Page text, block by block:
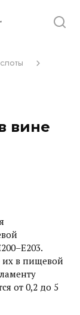
вине
их в пищевой
от 0,2 до 5